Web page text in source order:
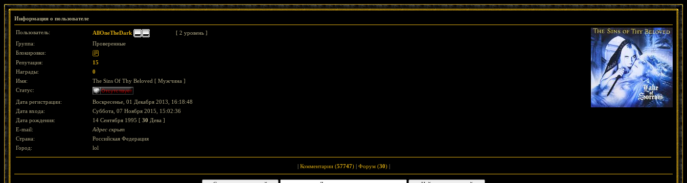
Информация о пользователе
Пользователь: AllOneTheDark
[ 2 уровень ]
Группа:
Проверенные
Блокировки:
Репутация:
15
Награды:
0
Имя:
The Sins Of Thy Beloved [ Мужчина ]
Статус:
Дата регистрации:
Воскресенье, 01 Декабря 2013, 16:18:48
Дата входа:
Суббота, 07 Ноября 2015, 15:02:36
Дата рождения:
14 Сентября 1995 [ 30 Дева ]
E-mail:
Адрес скрыт
Страна:
Российская Федерация
Город:
lol
Комментарии (57747)| Форум (30)|